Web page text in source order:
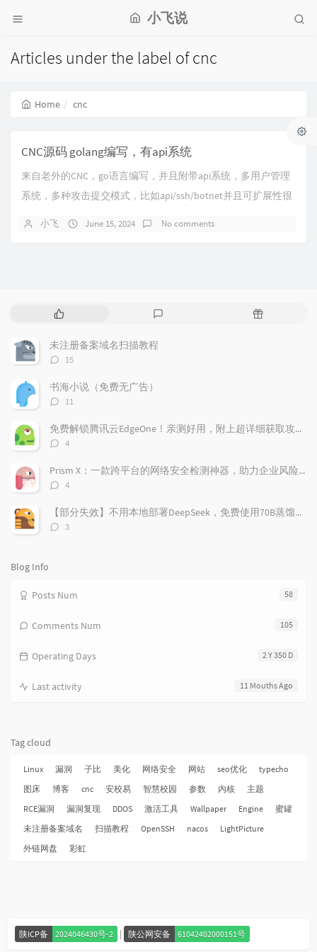
小飞说
Articles under the label of cnc
Home cnc
CNC源码 golang编写，有api系统
来自老外的CNC，go语言编写，并且附带api系统，多用户管理
系统，多种攻击提交模式，比如api/ssh/botnet并且可扩展性很
小飞 June 15, 2024 No comments
P
p
u
a
r
r
t
c
l
s
m
n
R
t
l
未注册备案域名扫描教程
评
数：
15
书海小说（免费无广告）
评
数：
11
免费解锁腾讯云EdgeOne！亲测好用，附上超详细获取攻略！
评
数：
4
Prism X：一款跨平台的网络安全检测神器，助力企业风险管理
评
数：
4
【部分失效】不用本地部署DeepSeek，免费使用70B蒸馏模型
评
3
Blog Info
58
Posts Num
105
Comments Num
2 Y 350 D
Operating Days
11 Mouths Ago
Last activity
Tag cloud
Linux 漏洞 子比 美化 网络安全 网站 seo优化
typecho
图床
博客 cnc 安校易 智慧校园 参数 内核
主题
RCE漏洞
漏洞复现 DDOS 激活工具 Wallpaper Engine
蜜罐
未注册备案域名
扫描教程 OpenSSH nacos
LightPicture
外链网盘
彩虹
陕ICP备 2024046430号-2 | 陕公网安备 61042402000151号